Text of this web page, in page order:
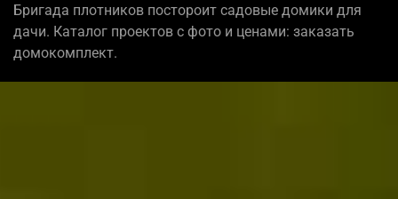
Бригада плотников постороит садовые домики для
дачи. Каталог проектов с фото и ценами: заказать
домокомплект.